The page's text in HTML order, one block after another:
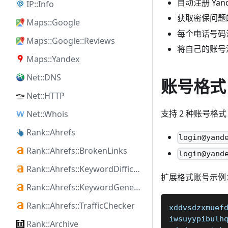
IP::Info
Maps::Google
Maps::Google::Reviews
Maps::Yandex
Net::DNS
Net::HTTP
Net::Whois
Rank::Ahrefs
Rank::Ahrefs::BrokenLinks
Rank::Ahrefs::KeywordDifficulty
Rank::Ahrefs::KeywordGenerator
Rank::Ahrefs::TrafficChecker
Rank::Archive
自动注册
获取密保问
每个电话号
将自己的账
账号格式
支持 2 种账号格
扩展格式账号示例